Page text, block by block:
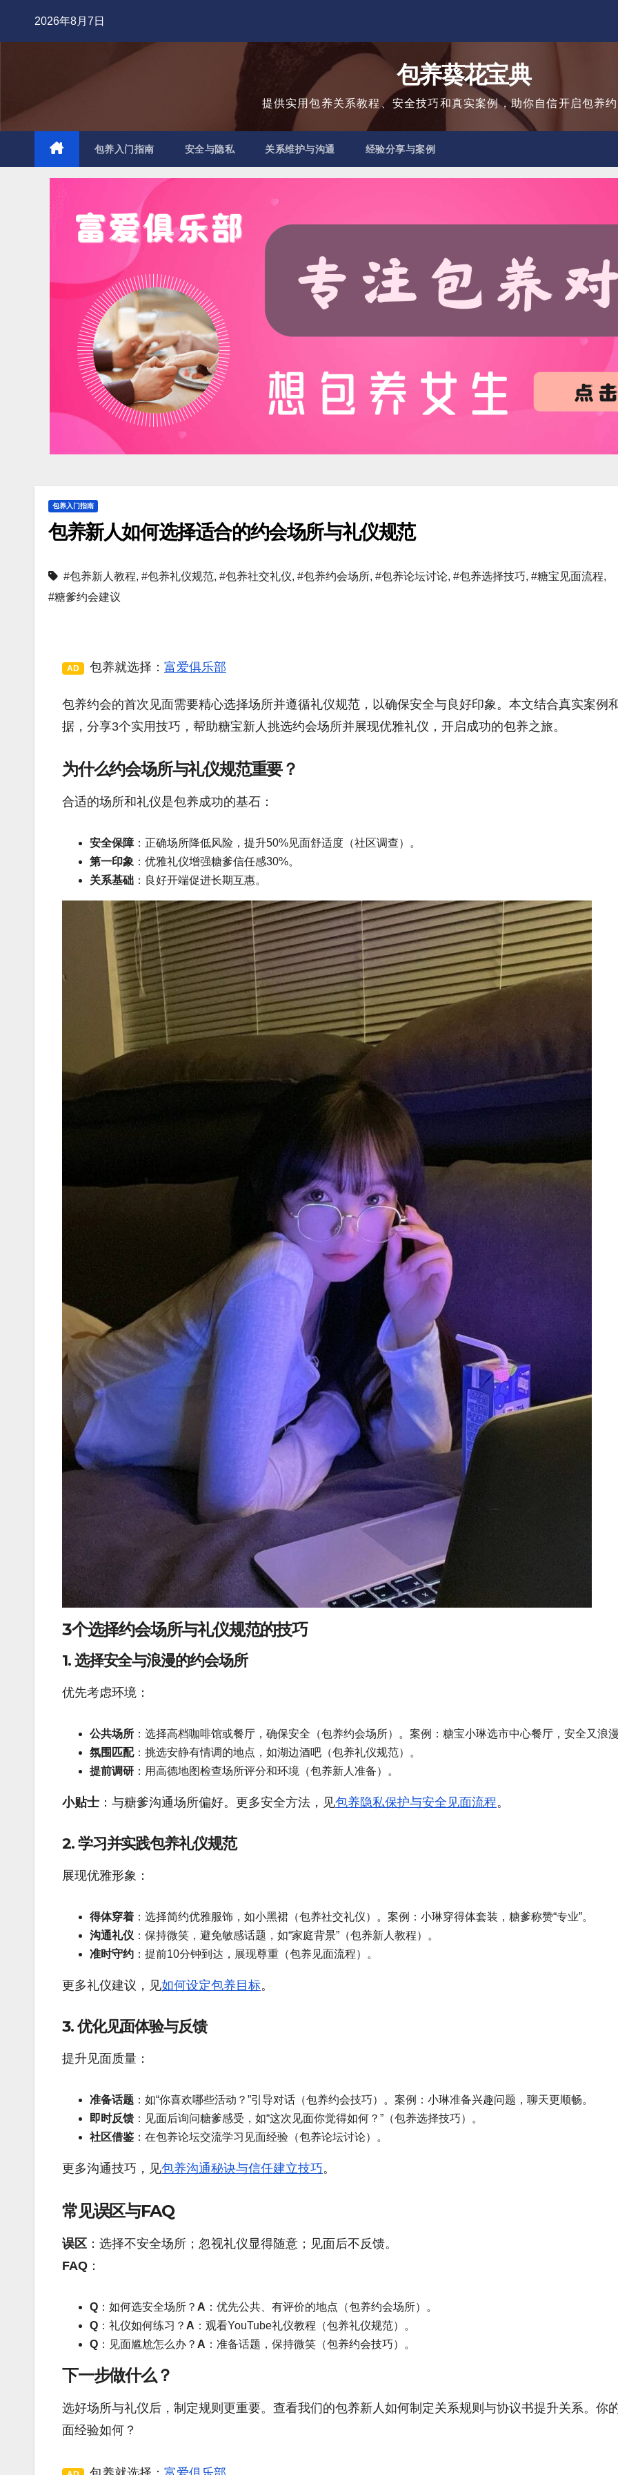
2026年8月7日
包养葵花宝典
提供实用包养关系教程、安全技巧和真实案例，助你自信开启包养
包养入门指南 安全与隐私 关系维护与沟通 经验分享与案例
包养入门指南
包养新人如何选择适合的约会场所与礼仪规范
#包养新人教程, #包养礼仪规范, #包养社交礼仪, #包养约会场所, #包养论坛讨论, #包养选择技巧, #糖宝见面流程,
#糖爹约会建议
AD 包养就选择： 富爱俱乐部
包养约会的首次见面需要精心选择场所并遵循礼仪规范，以确保安全与良好印象。本文结合真实案例
据，分享3个实用技巧，帮助糖宝新人挑选约会场所并展现优雅礼仪，开启成功的包养之旅。
为什么约会场所与礼仪规范重要？
合适的场所和礼仪是包养成功的基石：
安全保障：正确场所降低风险，提升50%见面舒适度（社区调查）。
第一印象 ：优雅礼仪增强糖爹信任感30%。
关系基础 ：良好开端促进长期互惠。
3个选择约会场所与礼仪规范的技巧
1. 选择安全与浪漫的约会场所
优先考虑环境：
公共场所 ：选择高档咖啡馆或餐厅，确保安全（包养约会场所）。案例：糖宝小琳选市中心餐厅，安全又浪
氛围匹配：挑选安静有情调的地点，如湖边酒吧（包养礼仪规范）。
提前调研 ：用高德地图检查场所评分和环境（包养新人准备）。
小贴士 ：与糖爹沟通场所偏好。更多安全方法，见包养隐私保护与安全见面流程。
2. 学习并实践包养礼仪规范
展现优雅形象：
得体穿着 ：选择简约优雅服饰，如小黑裙（包养社交礼仪）。案例：小琳穿得体套装，糖爹称赞“专业”。
沟通礼仪 ：保持微笑，避免敏感话题，如“家庭背景”（包养新人教程）。
准时守约 ：提前10分钟到达，展现尊重（包养见面流程）。
更多礼仪建议，见如何设定包养目标。
3. 优化见面体验与反馈
提升见面质量：
准备话题 ：如“你喜欢哪些活动？”引导对话（包养约会技巧）。案例：小琳准备兴趣问题，聊天更顺畅。
即时反馈 ：见面后询问糖爹感受，如“这次见面你觉得如何？”（包养选择技巧）。
社区借鉴 ：在包养论坛交流学习见面经验（包养论坛讨论）。
更多沟通技巧，见包养沟通秘诀与信任建立技巧。
常见误区与FAQ
误区 ：选择不安全场所；忽视礼仪显得随意；见面后不反馈。
FAQ ：
Q ：如何选安全场所？ A ：优先公共、有评价的地点（包养约会场所）。
Q ：礼仪如何练习？ A ：观看YouTube礼仪教程（包养礼仪规范）。
Q ：见面尴尬怎么办？ A ：准备话题，保持微笑（包养约会技巧）。
下一步做什么？
选好场所与礼仪后，制定规则更重要。查看我们的包养新人如何制定关系规则与协议书提升关系。你
面经验如何？